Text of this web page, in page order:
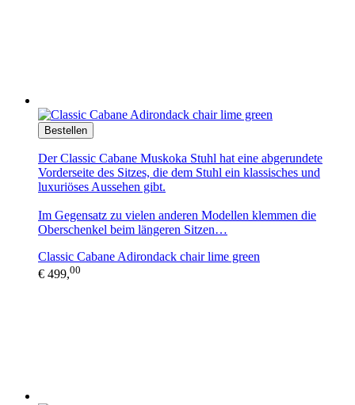
Bestellen
Der Classic Cabane Muskoka Stuhl hat eine abgerundete
Vorderseite des Sitzes, die dem Stuhl ein klassisches und
luxuriöses Aussehen gibt.
Im Gegensatz zu vielen anderen Modellen klemmen die
Oberschenkel beim längeren Sitzen…
Classic Cabane Adirondack chair lime green
€ 499,00